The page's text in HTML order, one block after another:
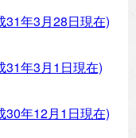
31年3月28日現在)
31年3月1日現在)
30年12月1日現在)